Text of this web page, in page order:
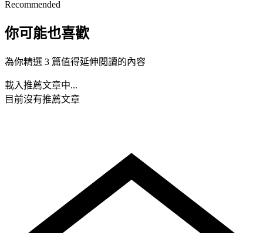
Recommended
你可能也喜歡
為你精選 3 篇值得延伸閱讀的內容
載入推薦文章中...
目前沒有推薦文章